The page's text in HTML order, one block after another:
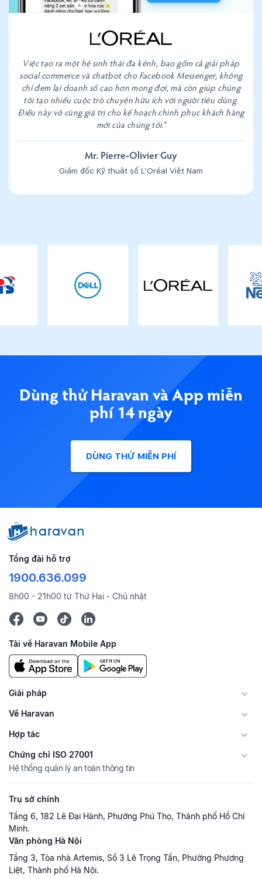
Việc tạo ra một hệ sinh thái đa kênh, bao gồm cả giải pháp
social commerce và chatbot cho Facebook Messenger, không
chỉ đem lại doanh số cao hơn mong đợi, mà còn giúp chúng
tôi tạo nhiều cuộc trò chuyện hữu ích với người tiêu dùng.
Điều này vô cùng giá trị cho kế hoạch chinh phục khách hàng
mới của chúng tôi.”
Mr. Pierre-Olivier Guy
Giám đốc Kỹ thuật số L’Oréal Việt Nam
Dùng thử Haravan và App miễn
phí 14 ngày
DÙNG THỬ MIỄN PHÍ
Tổng đài hỗ trợ
1900.636.099
8h00 - 21h00 từ Thứ Hai - Chủ nhật
Tải về Haravan Mobile App
Giải pháp
Về Haravan
Hợp tác
Chứng chỉ ISO 27001
Hệ thống quản lý an toàn thông tin
Trụ sở chính
Tầng 6, 182 Lê Đại Hành, Phường Phú Thọ, Thành phố Hồ Chí
Minh.
Văn phòng Hà Nội
Tầng 3, Tòa nhà Artemis, Số 3 Lê Trọng Tấn, Phường Phương
Liệt, Thành phố Hà Nội.